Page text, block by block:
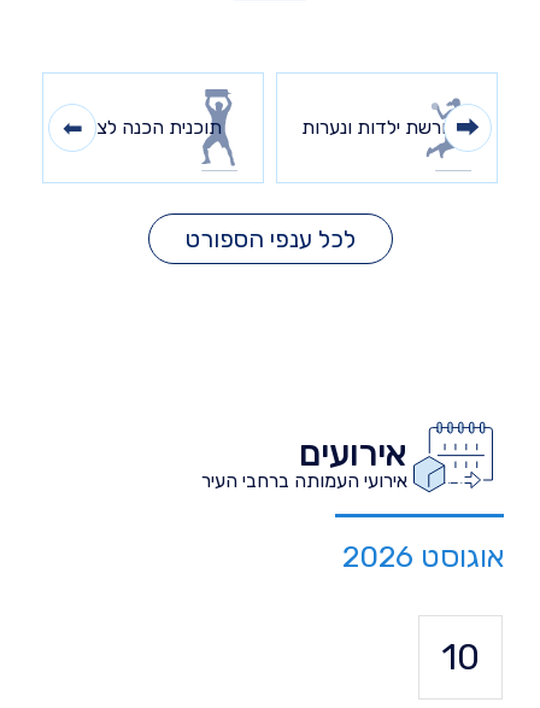
כדורשת ילדות ונערות תוכנית הכנה לצה"ל
לכל ענפי הספורט
אירועים
אירועי העמותה ברחבי העיר
אוגוסט 2026
10